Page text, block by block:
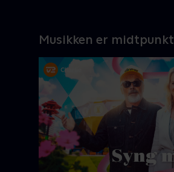
Musikken er midtpunkt